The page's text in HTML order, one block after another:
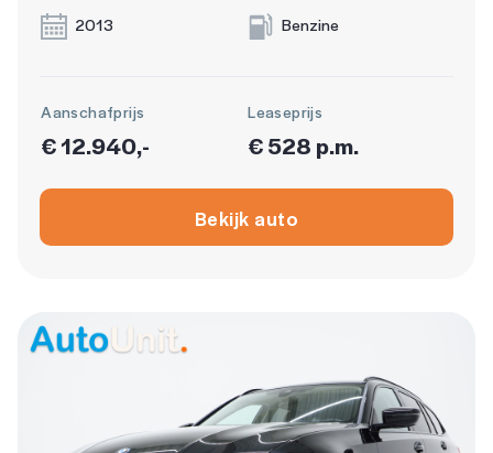
2013 Benzine
Aanschafprijs
€ 12.940,-
Leaseprijs
€ 528 p.m.
Bekijk auto